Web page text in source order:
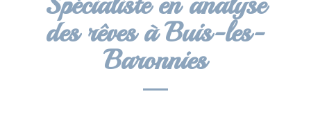
des rêves à Buis-les-
Baronnies